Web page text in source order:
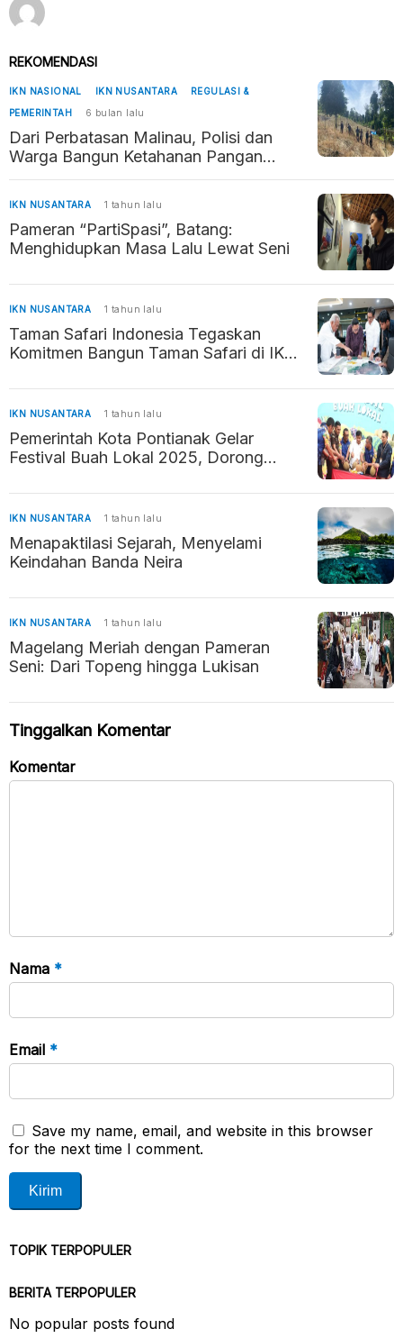
REKOMENDASI
IKN NASIONAL IKN NUSANTARA
REGULASI &
PEMERINTAH
6 bulan lalu
Dari Perbatasan Malinau, Polisi dan
Warga Bangun Ketahanan Pangan
Penyangga Kaltara–Kaltim
IKN NUSANTARA 1 tahun lalu
Pameran “PartiSpasi”, Batang:
Menghidupkan Masa Lalu Lewat Seni
IKN NUSANTARA 1 tahun lalu
Taman Safari Indonesia Tegaskan
Komitmen Bangun Taman Safari di IKN
IKN NUSANTARA 1 tahun lalu
Pemerintah Kota Pontianak Gelar
Festival Buah Lokal 2025, Dorong
IKN NUSANTARA 1 tahun lalu
Menapaktilasi Sejarah, Menyelami
Keindahan Banda Neira
IKN NUSANTARA 1 tahun lalu
Magelang Meriah dengan Pameran
Seni: Dari Topeng hingga Lukisan
Tinggalkan Komentar
Komentar
Nama *
Email *
Save my name, email, and website in this browser
for the next time I comment.
TOPIK TERPOPULER
BERITA TERPOPULER
No popular posts found